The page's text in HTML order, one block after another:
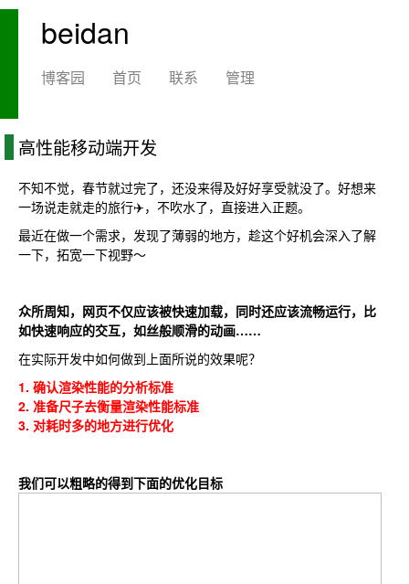
beidan
博客园 首页 联系 管理
高性能移动端开发
不知不觉，春节就过完了，还没来得及好好享受就没了。好想来
一场说走就走的旅行✈️，不吹水了，直接进入正题。
最近在做一个需求，发现了薄弱的地方，趁这个好机会深入了解
一下，拓宽一下视野～
众所周知，网页不仅应该被快速加载，同时还应该流畅运行，比
如快速响应的交互，如丝般顺滑的动画……
在实际开发中如何做到上面所说的效果呢？
1. 确认渲染性能的分析标准
2. 准备尺子去衡量渲染性能标准
3. 对耗时多的地方进行优化
我们可以粗略的得到下面的优化目标